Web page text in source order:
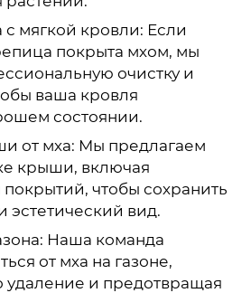
мягкой кровли: Если
покрыта мхом, мы
очистку и
ваша кровля
состоянии.
от мха: Мы предлагаем
крыши, включая
чтобы сохранить
эстетический вид.
Наша команда
от мха на газоне,
удаление и предотвращая